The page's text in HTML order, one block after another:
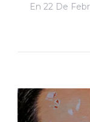
En 22 De